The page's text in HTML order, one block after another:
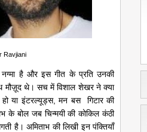
Ravjiani
नग्मा है और इस गीत के प्रति उनकी
मौज़ूद थे। सच में विशाल शेखर ने क्या
या इंटरल्यूड्स, मन बस गिटार की
के बोल जब चिन्मयी की कोकिल कंठी
है। अमिताभ की लिखी इन पंक्तियाँ